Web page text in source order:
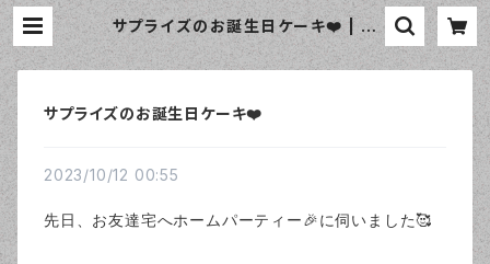
サプライズのお誕生日ケーキ❤️ | お
しゃれなエプロン通販のamorico
（アモリコ）☆インポートエプロン専門
サプライズのお誕生日ケーキ❤️
2023/10/12 00:55
先日、お友達宅へホームパーティー🎉に伺いました🥰